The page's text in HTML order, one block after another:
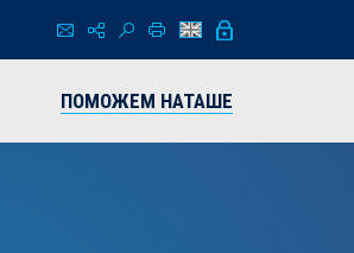
ПОМОЖЕМ НАТАШЕ